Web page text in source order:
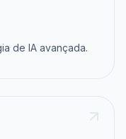
de IA avançada.